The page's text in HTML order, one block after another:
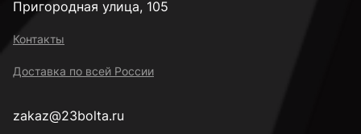
Пригородная улица, 105
Контакты
Доставка по всей России
zakaz@23bolta.ru